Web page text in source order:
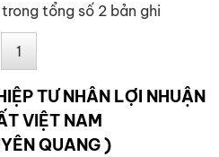
tổng số 2 bản ghi
1
TƯ NHÂN LỢI NHUẬN
VIỆT NAM
QUANG )